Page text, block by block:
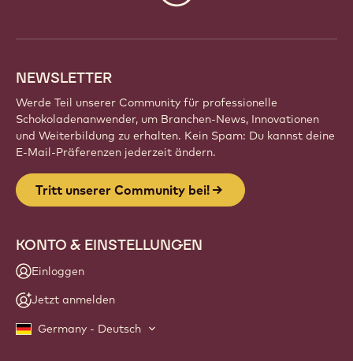
NEWSLETTER
Werde Teil unserer Community für professionelle
Schokoladenanwender, um Branchen-News, Innovationen
und Weiterbildung zu erhalten. Kein Spam: Du kannst deine
E-Mail-Präferenzen jederzeit ändern.
Tritt unserer Community bei!
KONTO & EINSTELLUNGEN
Einloggen
Jetzt anmelden
Germany - Deutsch